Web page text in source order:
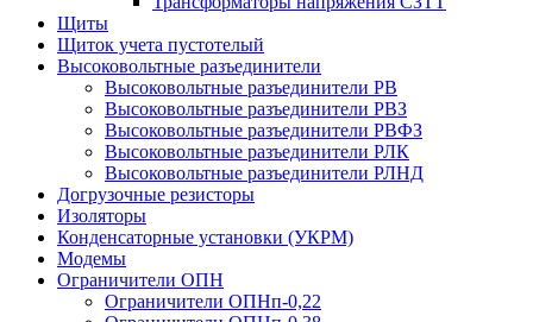
Щиты
Щиток учета пустотелый
Высоковольтные разъединители
Высоковольтные разъединители РВ
Высоковольтные разъединители РВЗ
Высоковольтные разъединители РВФЗ
Высоковольтные разъединители РЛК
Высоковольтные разъединители РЛНД
Догрузочные резисторы
Изоляторы
Конденсаторные установки (УКРМ)
Модемы
Ограничители ОПН
Ограничители ОПНп-0,22